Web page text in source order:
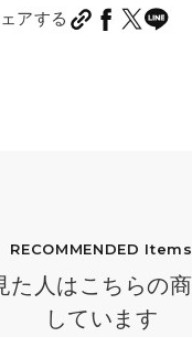
アする
RECOMMENDED Items
た人はこちらの
しています